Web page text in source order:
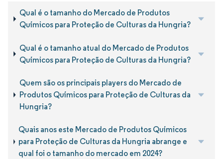
Qual é o tamanho do Mercado de Produtos
Químicos para Proteção de Culturas da Hungria?
Qual é o tamanho atual do Mercado de Produtos
Químicos para Proteção de Culturas da Hungria?
Quem são os principais players do Mercado de
Produtos Químicos para Proteção de Culturas da
Hungria?
Quais anos este Mercado de Produtos Químicos
para Proteção de Culturas da Hungria abrange e
qual foi o tamanho do mercado em 2024?